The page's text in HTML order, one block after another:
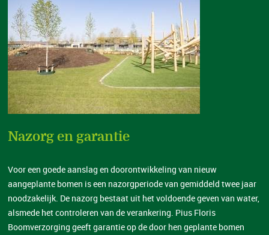
Nazorg en garantie
Voor een goede aanslag en doorontwikkeling van nieuw
aangeplante bomen is een nazorgperiode van gemiddeld twee jaar
noodzakelijk. De nazorg bestaat uit het voldoende geven van water,
alsmede het controleren van de verankering. Pius Floris
Boomverzorging geeft garantie op de door hen geplante bomen